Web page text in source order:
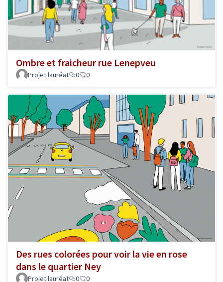
Ombre et fraicheur rue Lenepveu
Projet lauréat 0 0
Des rues colorées pour voir la vie en rose
dans le quartier Ney
Projet lauréat 0 0